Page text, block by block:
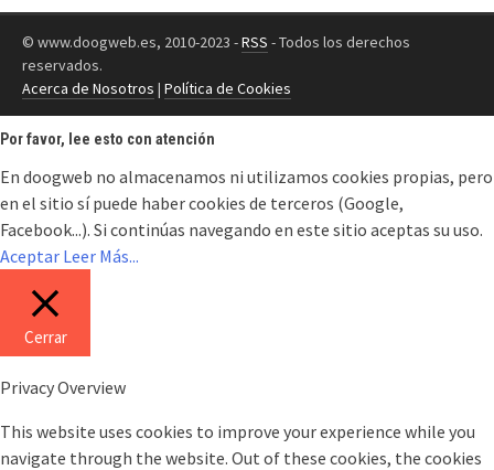
© www.doogweb.es, 2010-2023 -RSS - Todos los derechos
reservados.
Acerca de Nosotros | Política de Cookies
Por favor, lee esto con atención
En doogweb no almacenamos ni utilizamos cookies propias, pero
en el sitio sí puede haber cookies de terceros (Google,
Facebook...). Si continúas navegando en este sitio aceptas su uso.
Aceptar Leer Más...
Cerrar
Privacy Overview
This website uses cookies to improve your experience while you
navigate through the website. Out of these cookies, the cookies